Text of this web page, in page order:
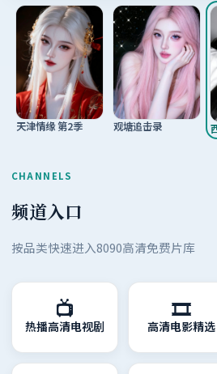
天津情缘 第2季 观塘追击录
CHANNELS
频道入口
按品类快速进入8090高清免费片库
📺
热播高清电视剧
🎞️
高清电影精选